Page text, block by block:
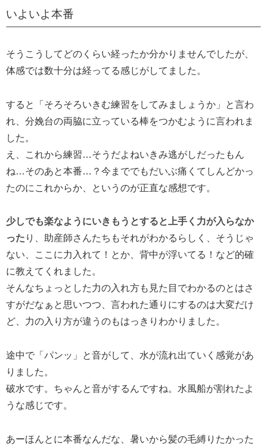
いよいよ本番
そうこうしてどのくらい経ったか分かりませんでしたが、
体感では数十分は経ってる感じがしてました。
すると「そろそろいきむ練習をしてみましょうか」と言わ
れ、分娩台の両脇に立っている棒をつかむように言われま
した。
え、これから練習…そうだよねいきみ逃がしだったもん
ね…そのあと本番…？今まででもだいぶ痛くてしんどかっ
たのにこれからか、というのが正直な感想です。
少しでも楽なようにいきもうとすると上手く力が入らなか
った り、助産師さんたちもそれがわかるらしく、そうじゃ
ない、ここに力入れて！とか、背中が浮いてる！など的確
に教えてくれました。
そんなちょっとした力の入れ方も見た目でわかるのとはさ
すがだなぁと思いつつ、言われた通りにするのは大変だけ
ど、力の入り方が違うのもはっきりわかりました。
途中で「パンッ」と音がして、水が流れ出ていく感覚があ
りました。
破水です。ちゃんと音がするんですね。水風船が割れたよ
うな感じです。
あーほんとに本番なんだな、暑いから髪の毛縛りたかった